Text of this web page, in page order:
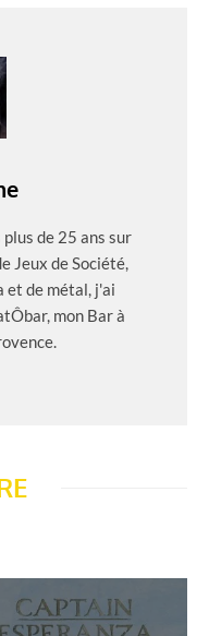
de 25 ans sur
Jeux de Société,
et de métal, j'ai
mon Bar à